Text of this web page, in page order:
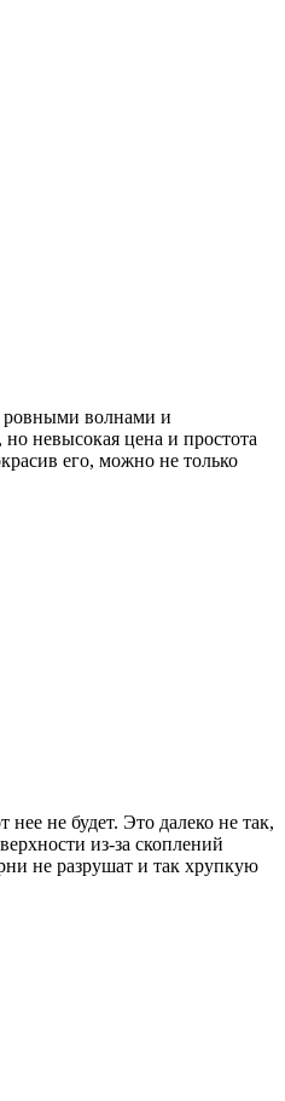
ровными волнами и
невысокая цена и простота
его, можно не только
не будет. Это далеко не так,
из-за скоплений
не разрушат и так хрупкую